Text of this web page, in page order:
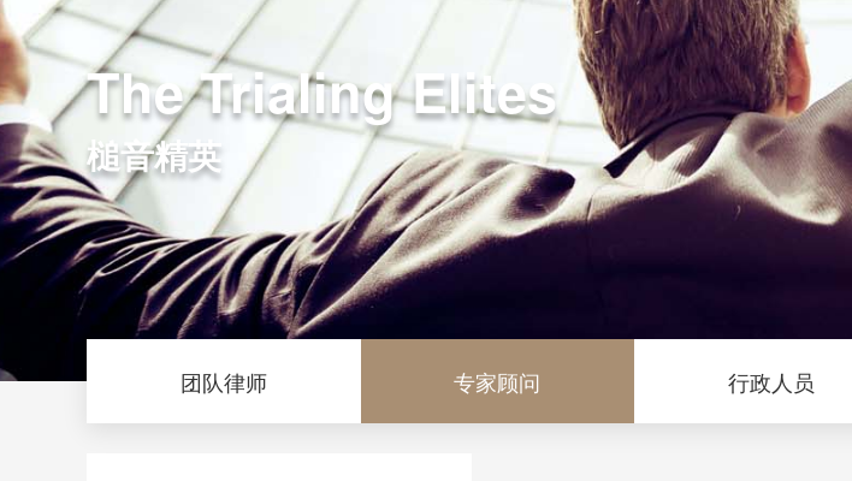
The Trialing Elites
槌音精英
团队律师 专家顾问 行政人员